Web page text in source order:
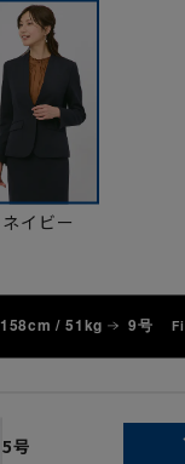
ネイビー
158cm / 51kg 9号
5号